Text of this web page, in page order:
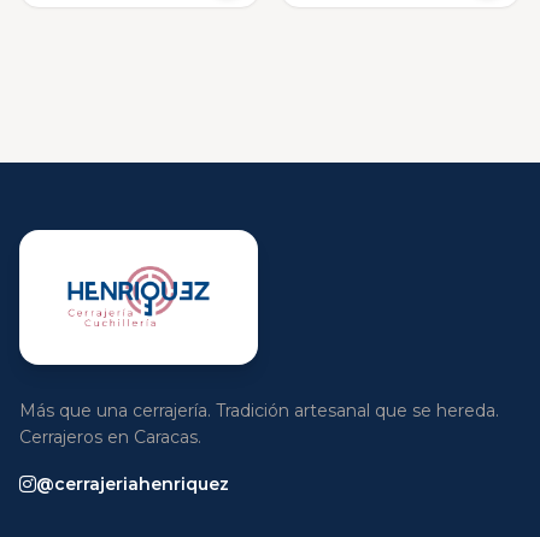
Más que una cerrajería. Tradición artesanal que se hereda.
Cerrajeros en Caracas.
@cerrajeriahenriquez